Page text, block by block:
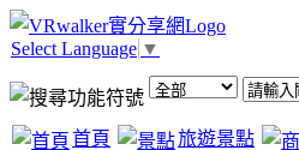
Select Language ▼
首頁 旅遊景點